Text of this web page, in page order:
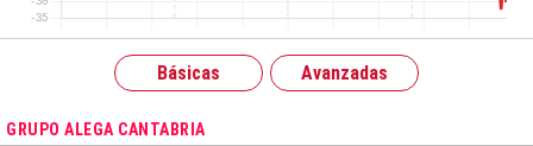
Básicas Avanzadas
GRUPO ALEGA CANTABRIA